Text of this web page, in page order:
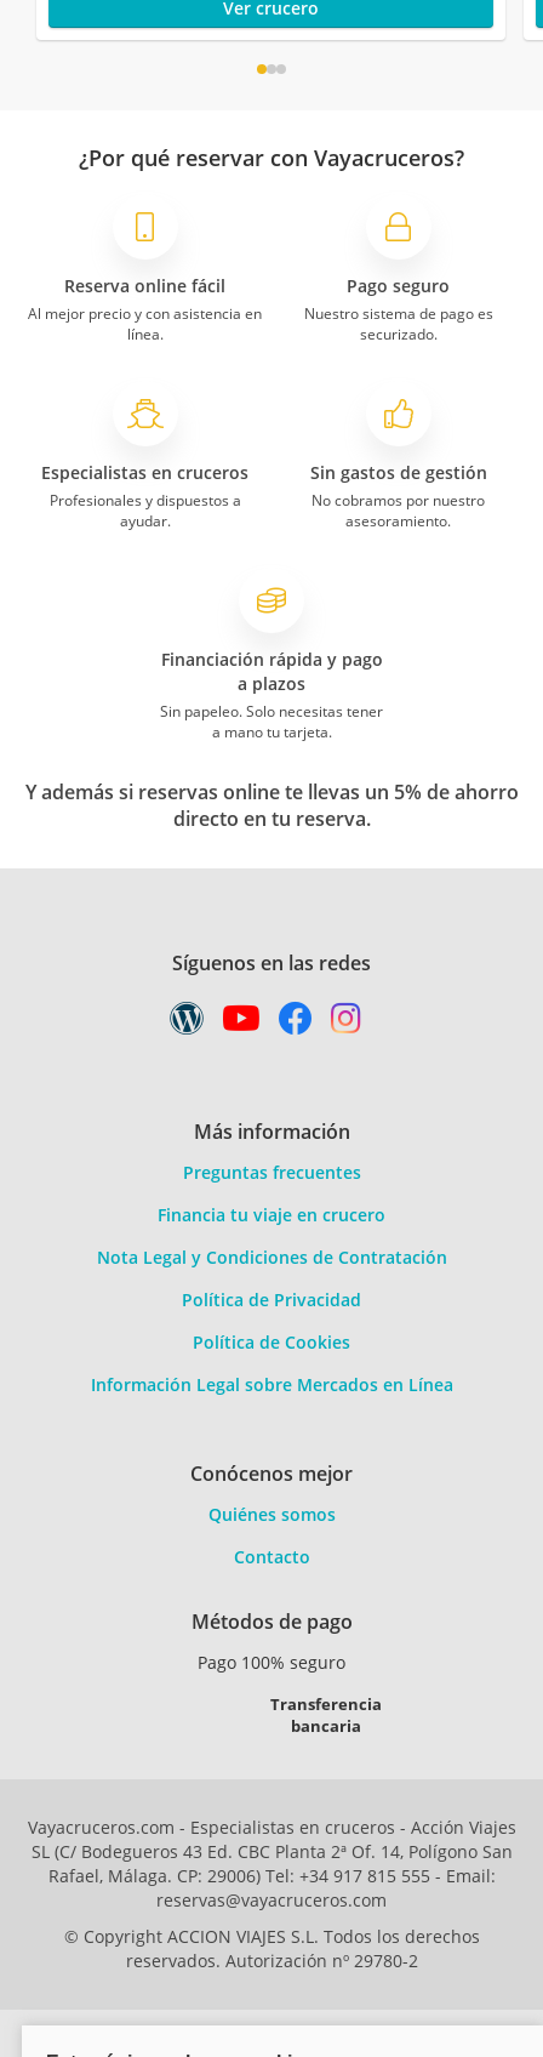
Ver crucero
¿Por qué reservar con Vayacruceros?
Reserva online fácil
Al mejor precio y con asistencia en
línea.
Pago seguro
Nuestro sistema de pago es
securizado.
Especialistas en cruceros
Profesionales y dispuestos a
ayudar.
Sin gastos de gestión
No cobramos por nuestro
asesoramiento.
Financiación rápida y pago
a plazos
Sin papeleo. Solo necesitas tener
a mano tu tarjeta.
Y además si reservas online te llevas un 5% de ahorro
directo en tu reserva.
Síguenos en las redes
Más información
Preguntas frecuentes
Financia tu viaje en crucero
Nota Legal y Condiciones de Contratación
Política de Privacidad
Política de Cookies
Información Legal sobre Mercados en Línea
Conócenos mejor
Quiénes somos
Contacto
Métodos de pago
Pago 100% seguro
Transferencia
bancaria
Vayacruceros.com - Especialistas en cruceros - Acción Viajes
SL (C/ Bodegueros 43 Ed. CBC Planta 2ª Of. 14, Polígono San
Rafael, Málaga. CP: 29006) Tel: +34 917 815 555 - Email:
reservas@vayacruceros.com
© Copyright ACCION VIAJES S.L. Todos los derechos
reservados. Autorización nº 29780-2